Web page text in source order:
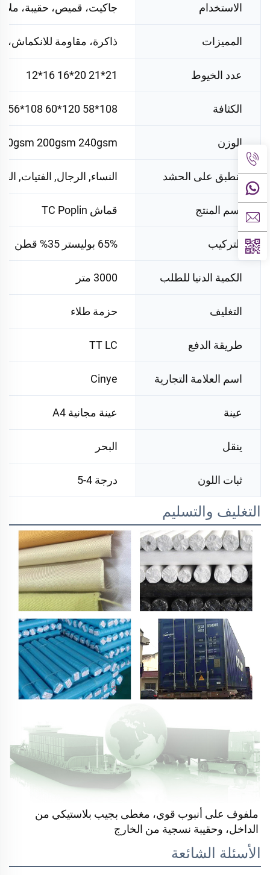
الاستخدام جاكيت، قميص، حقيبة،
المميزات ذاكرة، مقاومة للانكماش،
عدد الخيوط 21*21 20*16 16*12
الكثافة 108*58 120*60 108*56
الوزن 200gsm 240gsm
تنطبق على الحشد النساء, الرجال, الفتيات,
اسم المنتج قماش TC Poplin
التركيب 65% بوليستر 35% قطن
الكمية الدنيا للطلب 3000 متر
التغليف حزمة طلاء
طريقة الدفع TT LC
اسم العلامة التجارية Cinye
عينة عينة مجانية A4
ينقل البحر
ثبات اللون درجة 4-5
التغليف والتسليم
الداخل، وحقيبة نسجية من الخارج
الأسئلة الشائعة